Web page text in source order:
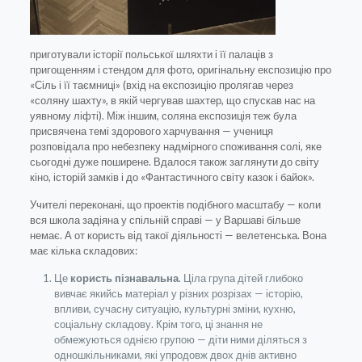
приготували історії польської шляхти і її палаців з
пригощенням і стендом для фото, оригінальну експозицію про
«Сіль і її таємниці» (вхід на експозицію пролягав через
«соляну шахту», в якій чергував шахтер, що спускав нас на
уявному ліфті). Між іншим, соляна експозиція теж була
присвячена темі здорового харчування — учениця
розповідала про небезпеку надмірного споживання солі, яке
сьогодні дуже поширене. Вдалося також заглянути до світу
кіно, історій замків і до «Фантастичного світу казок і байок».
Учителі переконані, що проектів подібного масштабу — коли
вся школа задіяна у спільній справі — у Варшаві більше
немає. А от користь від такої діяльності — велетенська. Вона
має кілька складових:
Це користь пізнавальна. Ціла група дітей глибоко
вивчає якийсь матеріал у різних розрізах — історію,
впливи, сучасну ситуацію, культурні зміни, кухню,
соціальну складову. Крім того, ці знання не
обмежуються однією групою — діти ними діляться з
одношкільниками, які упродовж двох днів активно